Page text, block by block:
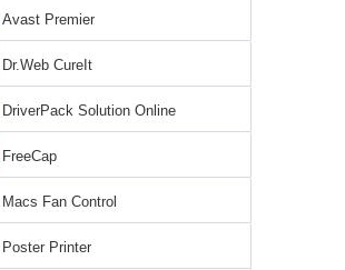
Avast Premier
Dr.Web CureIt
DriverPack Solution Online
FreeCap
Macs Fan Control
Poster Printer